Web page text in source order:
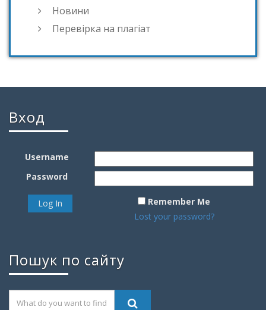
Новини
Перевірка на плагіат
Вход
Username
Password
Remember Me
Lost your password?
Пошук по сайту